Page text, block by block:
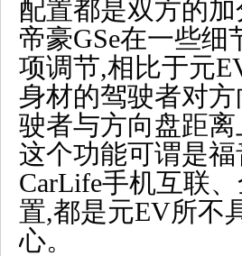
配置都是双方的
帝豪GSe在一些
项调节,相比于元
身材的驾驶者对
驶者与方向盘距
这个功能可谓是
CarLife手机互联
置,都是元EV所不
心。